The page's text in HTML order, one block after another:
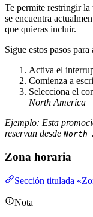
Te permite restringir la
se encuentra
que quieras incluir.
Sigue estos pasos
Activa el
Comienza a
Selecciona el
North America
Ejemplo: Esta
reservan desde North
Zona horaria
Sección titulada
Nota